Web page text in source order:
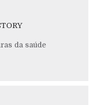
da saúde